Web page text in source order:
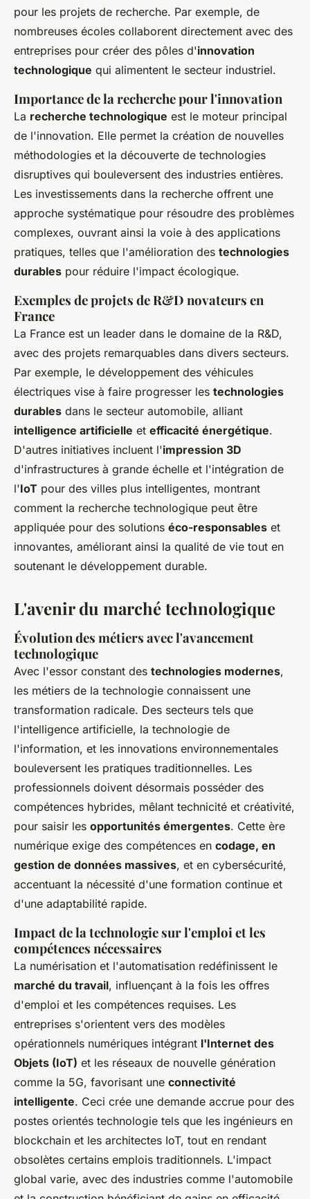
pour les projets de recherche. Par exemple, de
nombreuses écoles collaborent directement avec des
entreprises pour créer des pôles d'innovation
technologique qui alimentent le secteur industriel.
Importance de la recherche pour l'innovation
La recherche technologique est le moteur principal
de l'innovation. Elle permet la création de nouvelles
méthodologies et la découverte de technologies
disruptives qui bouleversent des industries entières.
Les investissements dans la recherche offrent une
approche systématique pour résoudre des problèmes
complexes, ouvrant ainsi la voie à des applications
pratiques, telles que l'amélioration des technologies
durables pour réduire l'impact écologique.
Exemples de projets de R&D novateurs en
France
La France est un leader dans le domaine de la R&D,
avec des projets remarquables dans divers secteurs.
Par exemple, le développement des véhicules
électriques vise à faire progresser les technologies
durables dans le secteur automobile, alliant
intelligence artificielle et efficacité énergétique.
D'autres initiatives incluent l'impression 3D
d'infrastructures à grande échelle et l'intégration de
l'IoT pour des villes plus intelligentes, montrant
comment la recherche technologique peut être
appliquée pour des solutions éco-responsables et
innovantes, améliorant ainsi la qualité de vie tout en
soutenant le développement durable.
L'avenir du marché technologique
Évolution des métiers avec l'avancement
technologique
Avec l'essor constant des technologies modernes,
les métiers de la technologie connaissent une
transformation radicale. Des secteurs tels que
l'intelligence artificielle, la technologie de
l'information, et les innovations environnementales
bouleversent les pratiques traditionnelles. Les
professionnels doivent désormais posséder des
compétences hybrides, mêlant technicité et créativité,
pour saisir les opportunités émergentes. Cette ère
numérique exige des compétences en codage, en
gestion de données massives, et en cybersécurité,
accentuant la nécessité d'une formation continue et
d'une adaptabilité rapide.
Impact de la technologie sur l'emploi et les
compétences nécessaires
La numérisation et l'automatisation redéfinissent le
marché du travail, influençant à la fois les offres
d'emploi et les compétences requises. Les
entreprises s'orientent vers des modèles
opérationnels numériques intégrant l'Internet des
Objets (IoT) et les réseaux de nouvelle génération
comme la 5G, favorisant une connectivité
intelligente. Ceci crée une demande accrue pour des
postes orientés technologie tels que les ingénieurs en
blockchain et les architectes IoT, tout en rendant
obsolètes certains emplois traditionnels. L'impact
global varie, avec des industries comme l'automobile